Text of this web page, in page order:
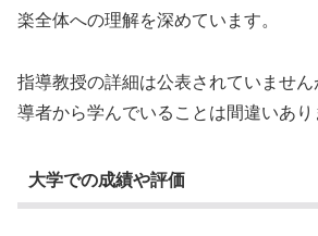
楽全体への理解を深めています。
指導教授の詳細は公表されていませ
導者から学んでいることは間違いあり
大学での成績や評価